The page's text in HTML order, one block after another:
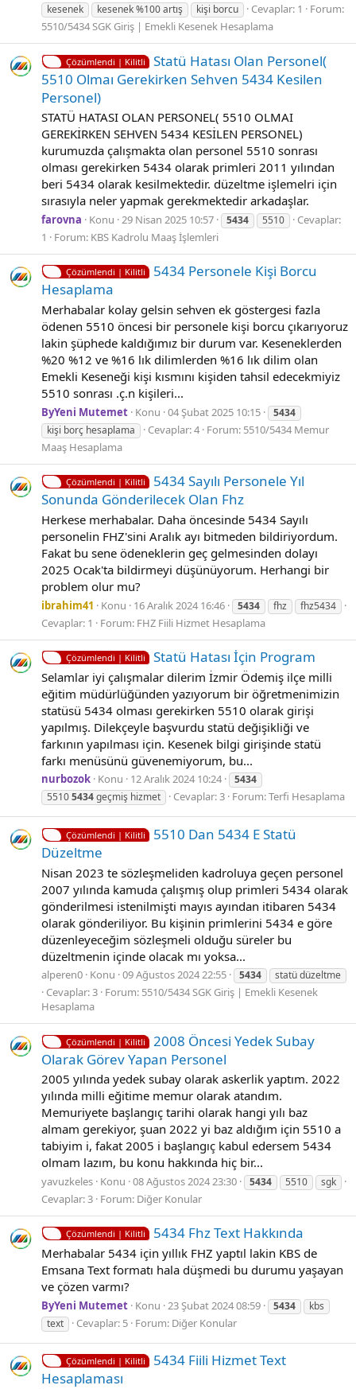
kesenek kesenek %100 artış kişi borcu Cevaplar: 1
Forum:
5510/5434 SGK Giriş | Emekli Kesenek Hesaplama
Çözümlendi | Kilitli
Statü Hatası Olan Personel(
5510 Olmaı Gereki̇rken Sehven 5434 Kesi̇len
Personel)
STATÜ HATASI OLAN PERSONEL( 5510 OLMAI
GEREKİRKEN SEHVEN 5434 KESİLEN PERSONEL)
kurumuzda çalışmakta olan personel 5510 sonrası
olması gerekirken 5434 olarak primleri 2011 yılından
beri 5434 olarak kesilmektedir. düzeltme işlemelri için
sırasıyla neler yapmak gerekmektedir arkadaşlar.
farovna Konu 29 Nisan 2025 10:57 5434 5510
Cevaplar:
1
Forum: KBS Kadrolu Maaş İşlemleri
Çözümlendi | Kilitli
5434 Personele Ki̇şi̇ Borcu
Hesaplama
Merhabalar kolay gelsin sehven ek göstergesi fazla
ödenen 5510 öncesi bir personele kişi borcu çıkarıyoruz
lakin şüphede kaldığımız bir durum var. Keseneklerden
%20 %12 ve %16 lık dilimlerden %16 lık dilim olan
Emekli Keseneği kişi kısmını kişiden tahsil edecekmiyiz
5510 sonrası .ç.n kişileri...
ByYeni Mutemet Konu 04 Şubat 2025 10:15
5434
kişi borç hesaplama
Cevaplar: 4 Forum: 5510/5434 Memur
Maaş Hesaplama
Çözümlendi | Kilitli
5434 Sayılı Personele Yıl
Sonunda Gönderilecek Olan Fhz
Herkese merhabalar. Daha öncesinde 5434 Sayılı
personelin FHZ'sini Aralık ayı bitmeden bildiriyordum.
Fakat bu sene ödeneklerin geç gelmesinden dolayı
2025 Ocak'ta bildirmeyi düşünüyorum. Herhangi bir
problem olur mu?
ibrahim41 Konu 16 Aralık 2024 16:46 5434 fhz fhz5434
Cevaplar: 1 Forum: FHZ Fiili Hizmet Hesaplama
Çözümlendi | Kilitli Statü Hatası İçi̇n Program
Selamlar iyi çalışmalar dilerim İzmir Ödemiş ilçe milli
eğitim müdürlüğünden yazıyorum bir öğretmenimizin
statüsü 5434 olması gerekirken 5510 olarak girişi
yapılmış. Dilekçeyle başvurdu statü değişikliği ve
farkının yapılması için. Kesenek bilgi girişinde statü
farkı menüsünü güvenemiyorum, bu...
nurbozok Konu 12 Aralık 2024 10:24
5434
55105434geçmiş hizmet Cevaplar: 3 Forum:Terfi Hesaplama
Çözümlendi | Kilitli
5510 Dan 5434 E Statü
Düzeltme
Nisan 2023 te sözleşmeliden kadroluya geçen personel
2007 yılında kamuda çalışmış olup primleri 5434 olarak
gönderilmesi istenilmişti mayıs ayından itibaren 5434
olarak gönderiliyor. Bu kişinin primlerini 5434 e göre
düzenleyeceğim sözleşmeli olduğu süreler bu
düzeltmenin içinde olacak mı yoksa...
alperen0 Konu 09 Ağustos 2024 22:55 5434 statü düzeltme
Cevaplar: 3 Forum: 5510/5434 SGK Giriş | Emekli Kesenek
Hesaplama
Çözümlendi | Kilitli
2008 Öncesi Yedek Subay
Olarak Görev Yapan Personel
2005 yılında yedek subay olarak askerlik yaptım. 2022
yılında milli eğitime memur olarak atandım.
Memuriyete başlangıç tarihi olarak hangi yılı baz
almam gerekiyor, şuan 2022 yi baz aldığım için 5510 a
tabiyim i, fakat 2005 i başlangıç kabul edersem 5434
olmam lazım, bu konu hakkında hiç bir...
yavuzkeles Konu 08 Ağustos 2024 23:30 5434 5510 sgk
Cevaplar: 3 Forum: Diğer Konular
Çözümlendi | Kilitli 5434 Fhz Text Hakkında
Merhabalar 5434 için yıllık FHZ yaptıl lakin KBS de
Emsana Text formatı hala düşmedi bu durumu yaşayan
ve çözen varmı?
ByYeni Mutemet Konu 23 Şubat 2024 08:59 5434
kbs
text
Cevaplar: 5 Forum: Diğer Konular
Çözümlendi | Kilitli
5434 Fiili Hizmet Text
Hesaplaması